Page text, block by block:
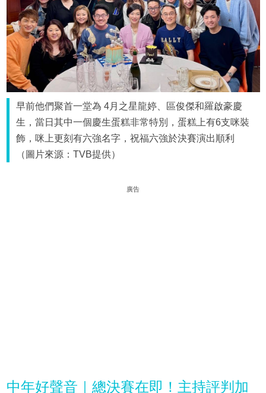
早前他們聚首一堂為 4月之星龍婷、區俊傑和羅啟豪慶
生，當日其中一個慶生蛋糕非常特別，蛋糕上有6支咪裝
飾，咪上更刻有六強名字，祝福六強於決賽演出順利
（圖片來源：TVB提供）
廣告
中年好聲音｜總決賽在即！主持評判加